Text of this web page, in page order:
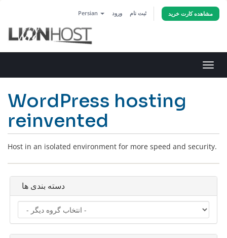
Persian ورود ثبت نام مشاهده کارت خرید
تغییر
WordPress hosting
reinvented
Host in an isolated environment for more speed and security.
دسته بندی ها